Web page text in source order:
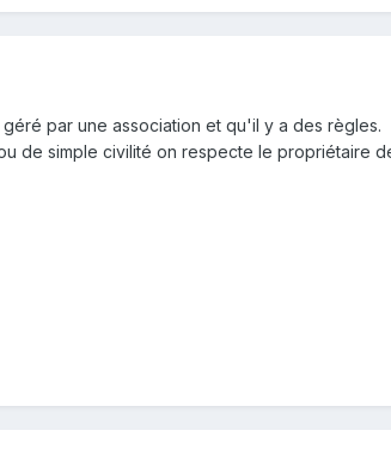
par une association et qu'il y a des règles.
de simple civilité on respecte le propriétaire